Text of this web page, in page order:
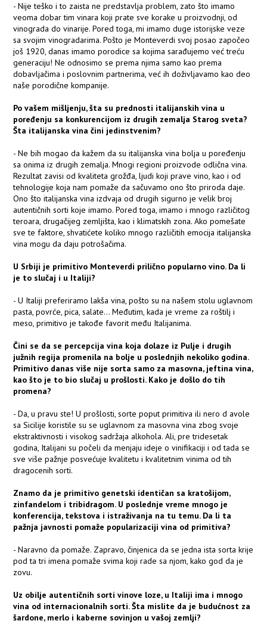
- Nije teško i to zaista ne predstavlja problem, zato što imamo
veoma dobar tim vinara koji prate sve korake u proizvodnji, od
vinograda do vinarije. Pored toga, mi imamo duge istorijske veze
sa svojim vinogradarima. Pošto je Monteverdi svoj posao započeo
još 1920, danas imamo porodice sa kojima sarađujemo već treću
generaciju! Ne odnosimo se prema njima samo kao prema
dobavljačima i poslovnim partnerima, već ih doživljavamo kao deo
naše porodične kompanije.
Po vašem mišljenju, šta su prednosti italijanskih vina u
poređenju sa konkurencijom iz drugih zemalja Starog sveta?
Šta italijanska vina čini jedinstvenim?
- Ne bih mogao da kažem da su italijanska vina bolja u poređenju
sa onima iz drugih zemalja. Mnogi regioni proizvode odlična vina.
Rezultat zavisi od kvaliteta grožđa, ljudi koji prave vino, kao i od
tehnologije koja nam pomaže da sačuvamo ono što priroda daje.
Ono što italijanska vina izdvaja od drugih sigurno je velik broj
autentičnih sorti koje imamo. Pored toga, imamo i mnogo različitog
teroara, drugačijeg zemljišta, kao i klimatskih zona. Ako pomešate
sve te faktore, shvatićete koliko mnogo različitih emocija italijanska
vina mogu da daju potrošačima.
U Srbiji je primitivo Monteverdi prilično popularno vino. Da li
je to slučaj i u Italiji?
- U Italiji preferiramo lakša vina, pošto su na našem stolu uglavnom
pasta, povrće, pica, salate... Međutim, kada je vreme za roštilj i
meso, primitivo je takođe favorit među Italijanima.
Čini se da se percepcija vina koja dolaze iz Pulje i drugih
južnih regija promenila na bolje u poslednjih nekoliko godina.
Primitivo danas više nije sorta samo za masovna, jeftina vina,
kao što je to bio slučaj u prošlosti. Kako je došlo do tih
promena?
- Da, u pravu ste! U prošlosti, sorte poput primitiva ili nero d avole
sa Sicilije koristile su se uglavnom za masovna vina zbog svoje
ekstraktivnosti i visokog sadržaja alkohola. Ali, pre tridesetak
godina, Italijani su počeli da menjaju ideje o vinifikaciji i od tada se
sve više pažnje posvećuje kvalitetu i kvalitetnim vinima od tih
dragocenih sorti.
Znamo da je primitivo genetski identičan sa kratošijom,
zinfandelom i tribidragom. U poslednje vreme mnogo je
konferencija, tekstova i istraživanja na tu temu. Da li ta
pažnja javnosti pomaže popularizaciji vina od primitiva?
- Naravno da pomaže. Zapravo, činjenica da se jedna ista sorta krije
pod ta tri imena pomaže svima koji rade sa njom, kako god da je
zovu.
Uz obilje autentičnih sorti vinove loze, u Italiji ima i mnogo
vina od internacionalnih sorti. Šta mislite da je budućnost za
šardone, merlo i kaberne sovinjon u vašoj zemlji?